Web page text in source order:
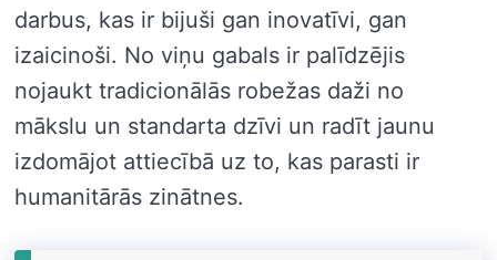
darbus, kas ir bijuši gan inovatīvi, gan
izaicinoši. No viņu gabals ir palīdzējis
nojaukt tradicionālās robežas daži no
mākslu un standarta dzīvi un radīt jaunu
izdomājot attiecībā uz to, kas parasti ir
humanitārās zinātnes.